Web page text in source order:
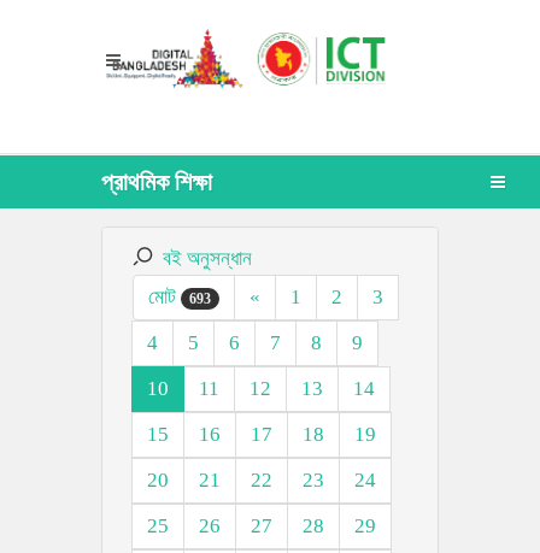
প্রাথমিক শিক্ষা
বই অনুসন্ধান
মোট
693 « 1 2
3
4
5 6 7 8
9
10
11 12 13
14
15
16 17 18
19
20
21 22 23
24
25
26 27 28
29